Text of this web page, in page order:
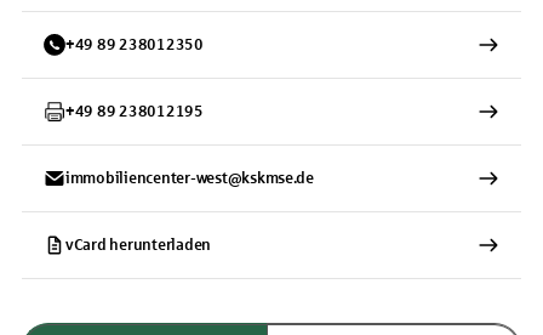
+49 89 238012350
+49 89 238012195
immobiliencenter-west@kskmse.de
vCard herunterladen